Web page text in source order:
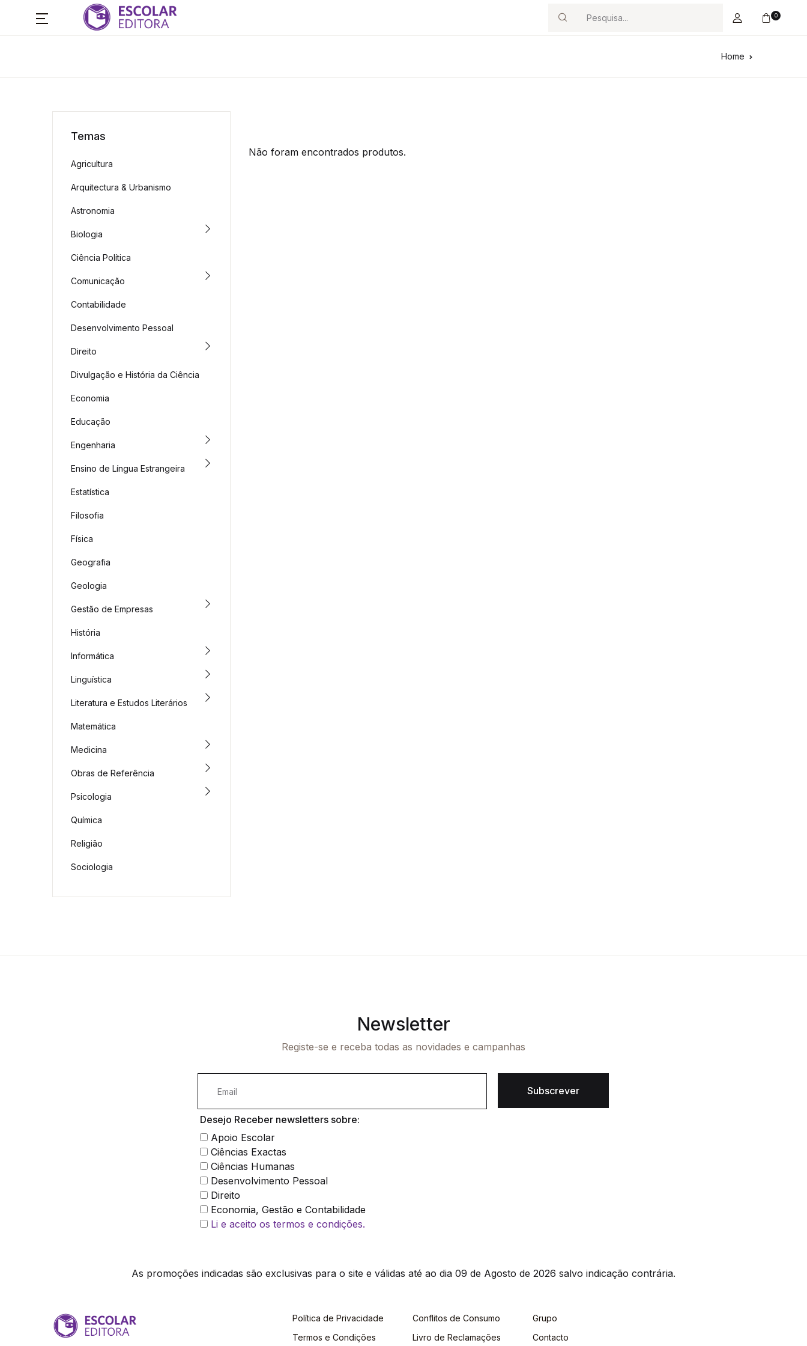
Search
0
Home
Não foram encontrados produtos.
Temas
Agricultura
Arquitectura & Urbanismo
Astronomia
Biologia
Ciência Política
Comunicação
Contabilidade
Desenvolvimento Pessoal
Direito
Divulgação e História da Ciência
Economia
Educação
Engenharia
Ensino de Língua Estrangeira
Estatística
Filosofia
Física
Geografia
Geologia
Gestão de Empresas
História
Informática
Linguística
Literatura e Estudos Literários
Matemática
Medicina
Obras de Referência
Psicologia
Química
Religião
Sociologia
Newsletter
Registe-se e receba todas as novidades e campanhas
Subscrever
Desejo Receber newsletters sobre:
Apoio Escolar
Ciências Exactas
Ciências Humanas
Desenvolvimento Pessoal
Direito
Economia, Gestão e Contabilidade
Li e aceito os termos e condições.
As promoções indicadas são exclusivas para o site e válidas até ao dia 09 de Agosto de 2026 salvo indicação contrária.
Política de Privacidade
Termos e Condições
Conflitos de Consumo
Livro de Reclamações
Grupo
Contacto